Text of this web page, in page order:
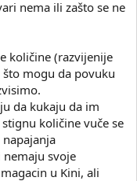
nema ili zašto se ne
količine (razvijenije
mogu da povuku
da kukaju da im
količine vuče se
svoje
u Kini, ali